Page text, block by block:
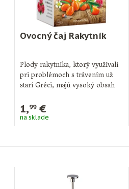
Ovocný čaj Rakytník
Plody rakytníka, ktorý využívali
pri problémoch s trávením už
starí Gréci, majú vysoký obsah
1,99€
na sklade